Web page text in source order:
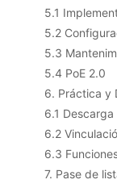
5.1
5.2
5.3
5.4 PoE 2.0
6. Práctica y
6.1
6.2
6.3
7. Pase de